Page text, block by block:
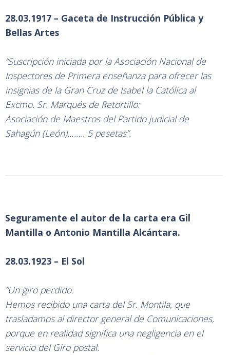
28.03.1917 – Gaceta de Instrucción Pública y
Bellas Artes
“Suscripción iniciada por la Asociación Nacional de
Inspectores de Primera enseñanza para ofrecer las
insignias de la Gran Cruz de Isabel la Católica al
Excmo. Sr. Marqués de Retortillo:
Asociación de Maestros del Partido judicial de
Sahagún (León)…….. 5 pesetas”.
Seguramente el autor de la carta era Gil
Mantilla o Antonio Mantilla Alcántara.
28.03.1923 – El Sol
“Un giro perdido.
Hemos recibido una carta del Sr. Montila, que
trasladamos al director general de Comunicaciones,
porque en realidad significa una negligencia en el
servicio del Giro postal.